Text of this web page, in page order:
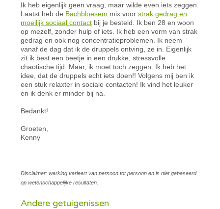
Ik heb eigenlijk geen vraag, maar wilde even iets zeggen.
Laatst heb de Bachbloesem mix voorstrak gedrag en
moeilijk sociaal contact bij je besteld. Ik ben 28 en woon
op mezelf, zonder hulp of iets. Ik heb een vorm van strak
gedrag en ook nog concentratieproblemen. Ik neem
vanaf de dag dat ik de druppels ontving, ze in. Eigenlijk
zit ik best een beetje in een drukke, stressvolle
chaotische tijd. Maar, ik moet toch zeggen: Ik heb het
idee, dat de druppels echt iets doen!! Volgens mij ben ik
een stuk relaxter in sociale contacten! Ik vind het leuker
en ik denk er minder bij na.
Bedankt!
Groeten,
Kenny
Disclaimer: werking varieert van persoon tot persoon en is niet gebaseerd
op wetenschappelijke resultaten.
Andere getuigenissen